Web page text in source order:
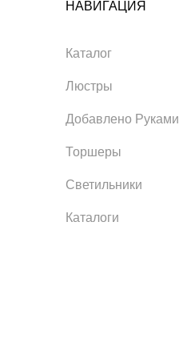
НАВИГАЦИЯ
Каталог
Люстры
Добавлено Руками
Торшеры
Светильники
Каталоги